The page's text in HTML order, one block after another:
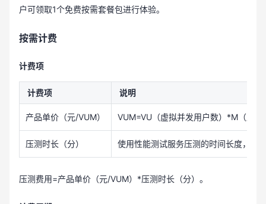
户可领取1个免费按需套餐包进行体验。
按需计费
计费项
计费项 说明
产品单价（元/VUM） VUM=VU（虚拟并发用户数）*M（压
压测时长（分） 使用性能测试服务压测的时间长度，单
压测费用=产品单价（元/VUM）*压测时长（分）。